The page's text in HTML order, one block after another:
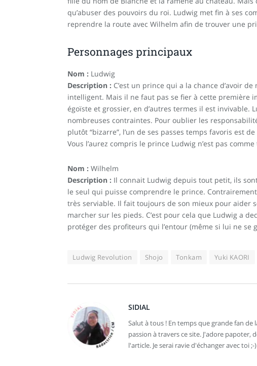
qu’abuser des pouvoirs du roi. Ludwig met fin à ses
reprendre la route avec Wilhelm afin de trouver une
Personnages principaux
Nom : Ludwig
Description : C’est un prince qui a la chance d’avoir
intelligent. Mais il ne faut pas se fier à cette première
égoïste et grossier, en d’autres termes il est invivable.
nombreuses contraintes. Pour oublier les
plutôt “bizarre”, l’un de ses passes temps favoris est
Vous l’aurez compris le prince Ludwig n’est pas
Nom : Wilhelm
Description : Il connait Ludwig depuis tout petit, ils
le seul qui puisse comprendre le prince.
très serviable. Il fait toujours de son mieux pour aider
marcher sur les pieds. C’est pour cela que Ludwig a
protéger des profiteurs qui l’entour (même si lui ne se
Ludwig Revolution Shojo Tonkam Yuki KAORI
SIDIAL
Salut à tous ! En temps que grande fan
passion à travers ce site. J'adore papoter,
l'article. Je serai ravie d'échanger avec toi ;-)